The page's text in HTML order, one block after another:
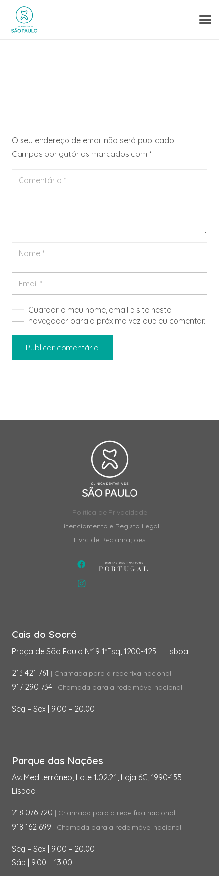
O seu endereço de email não será publicado.
Campos obrigatórios marcados com *
Guardar o meu nome, email e site neste
navegador para a próxima vez que eu comentar.
Publicar comentário
Política de Privacidade
Licenciamento e Registo Legal
Livro de Reclamações
Cais do Sodré
Praça de São Paulo Nº19 1ºEsq, 1200-425 – Lisboa
213 421 761 | Chamada para a rede fixa nacional
917 290 734 | Chamada para a rede móvel nacional
Seg – Sex | 9.00 – 20.00
Parque das Nações
Av. Mediterrâneo, Lote 1.02.2.1, Loja 6C, 1990-155 –
Lisboa
218 076 720 | Chamada para a rede fixa nacional
918 162 699 | Chamada para a rede móvel nacional
Seg – Sex | 9.00 – 20.00
Sáb | 9.00 – 13.00